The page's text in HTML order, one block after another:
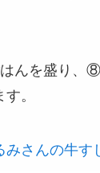
んを盛り、
。
みさんの牛す